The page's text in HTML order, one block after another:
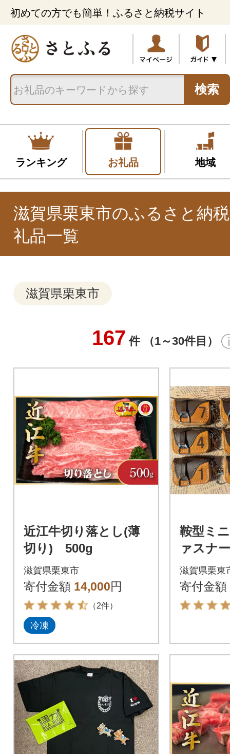
初めての方でも簡単！ふるさと納税サイト
検索
ランキング お礼品 地域
滋賀県栗東市のふるさと納
礼品一覧
滋賀県栗東市
167 件 （1～30件目）
近江牛切り落とし(薄
切り) 500g
滋賀県栗東市
寄付金額 14,000円
（2件）
冷凍
鞍型ミ
ァスナ
ス
滋賀県栗東
寄付金額